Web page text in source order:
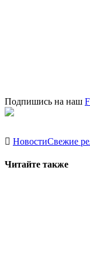
Подпишись на наш
НовостиСвежие
Читайте также